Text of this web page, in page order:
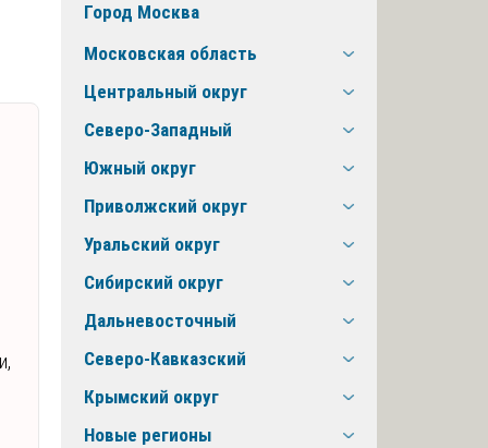
Город Москва
Московская область
Центральный округ
Северо-Западный
Южный округ
Приволжский округ
Уральский округ
Сибирский округ
Дальневосточный
Северо-Кавказский
Крымский округ
Новые регионы